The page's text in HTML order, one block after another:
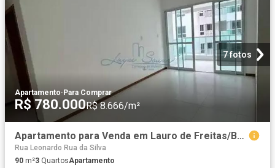
7 fotos
Apartamento· Para Comprar
R$ 780.000R$ 8.666/m²
Apartamento para Venda em Lauro de Freitas/BA Jardim Aeroporto 3 Quartos
Rua Leonardo Rua da Silva
90 m²3 QuartosApartamento